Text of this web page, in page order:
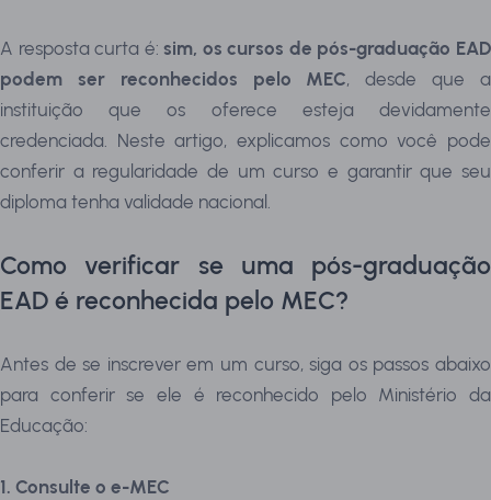
A resposta curta é:sim, os cursos de pós-graduação EAD
podem ser reconhecidos pelo MEC, desde que a
instituição que os oferece esteja devidamente
credenciada. Neste artigo, explicamos como você pode
conferir a regularidade de um curso e garantir que seu
diploma tenha validade nacional.
Como verificar se uma pós-graduação
EAD é reconhecida pelo MEC?
Antes de se inscrever em um curso, siga os passos abaixo
para conferir se ele é reconhecido pelo Ministério da
Educação:
1. Consulte o e-MEC